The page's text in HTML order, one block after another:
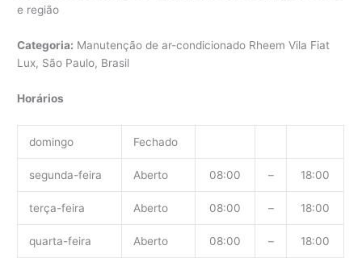
e região
Categoria: Manutenção de ar-condicionado Rheem Vila Fiat
Lux, São Paulo, Brasil
Horários
domingo Fechado
segunda-feira Aberto 08:00 – 18:00
terça-feira Aberto 08:00 – 18:00
quarta-feira Aberto 08:00 – 18:00